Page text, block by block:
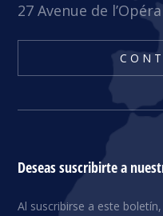
27 Avenue de
Deseas suscribirte a
Al suscribirse a este